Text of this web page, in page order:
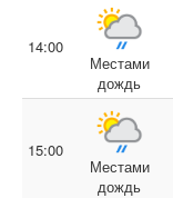
14:00
Местами
дождь
15:00
Местами
дождь